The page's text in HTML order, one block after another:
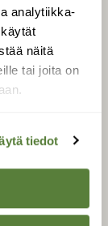
analytiikka-
näitä
tai joita on
tiedot
-lehden
.